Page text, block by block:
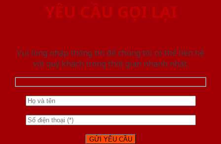
YÊU CẦU GỌI LẠI
Vui lòng nhập thông tin để chúng tôi có thể liên hệ
với quý khách trong thời gian nhanh nhất.